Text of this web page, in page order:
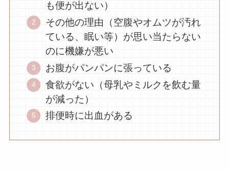
も便が出ない）
その他の理由（空腹やオムツが汚れ
ている、眠い等）が思い当たらない
のに機嫌が悪い
お腹がパンパンに張っている
食欲がない（母乳やミルクを飲む量
が減った）
排便時に出血がある